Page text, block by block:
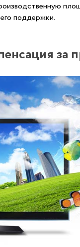
поддержки.